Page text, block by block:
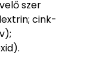
szer
cink-